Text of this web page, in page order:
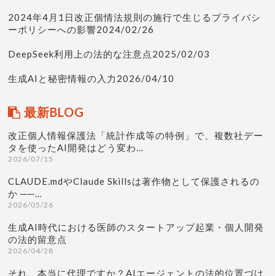
2024年4月1日改正個情法規則の施行で生じるプライバシ
ーポリシーへの影響2024/02/26
DeepSeek利用上の法的な注意点2025/02/03
生成AIと秘密情報の入力2026/04/10
最新BLOG
改正個人情報保護法「統計作成等の特例」で、複数社デー
タを使ったAI開発はどう変わ…
2026/07/15
CLAUDE.mdやClaude Skillsは著作物として保護されるの
か ──…
2026/05/26
生成AI時代における医師のスタートアップ起業・個人開発
の法的留意点
2026/04/28
それ、本当に代理ですか？AIエージェントの法的位置づけ